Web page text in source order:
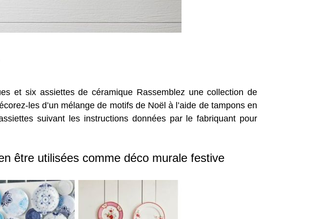
et six assiettes de céramique Rassemblez une collection de
les d’un mélange de motifs de Noël à l’aide de tampons en
suivant les instructions données par le fabriquant pour
être utilisées comme déco murale festive